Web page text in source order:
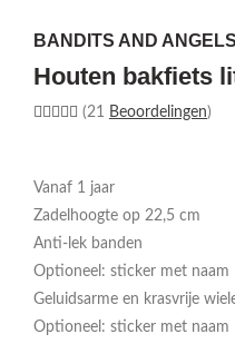
BANDITS AND ANGELS
Houten bakfiets
(21 Beoordelingen)
Vanaf 1 jaar
Zadelhoogte op 22,5 cm
Anti-lek banden
Optioneel: sticker met naam
Geluidsarme en krasvrije
Optioneel: sticker met naam